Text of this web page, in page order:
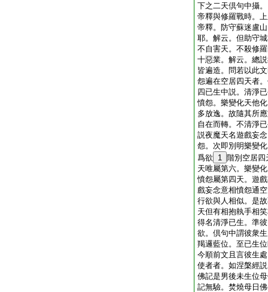
下之二天倶句中攝
帝釋與修羅戰時。
帝釋。防守蘇迷盧
耶。解云。但助守
不自害天。不殺修
十惡業。解云。總
皆遍造。問若以此
怨遍在空居四天者
四已生中説。清淨
憤怨。樂變化天他
多放逸。故隨其所
自在而轉。不清淨
説夜魔天名遊戲妄
怨。次即別明樂變
爲欲
1 階別空居
天唯屬第六。樂變
憤怨屬第四天。遊
戲妄念意相憤怨通
行欲與人相似。是
天但有相抱執手相
得名清淨已生。準
欲。倶句中謂彼衆
羯邏藍位。至已生
今順前文且言彼生
使者者。如涅槃經
佛記是男後未生位
記無驗。焚燒母日